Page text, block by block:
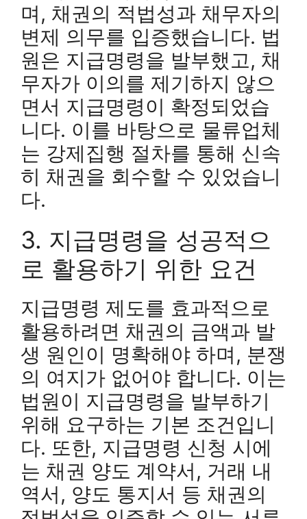
며, 채권의 적법성과 채무자의
변제 의무를 입증했습니다. 법
원은 지급명령을 발부했고, 채
무자가 이의를 제기하지 않으
면서 지급명령이 확정되었습
니다. 이를 바탕으로 물류업체
는 강제집행 절차를 통해 신속
히 채권을 회수할 수 있었습니
다.
3. 지급명령을 성공적으
로 활용하기 위한 요건
지급명령 제도를 효과적으로
활용하려면 채권의 금액과 발
생 원인이 명확해야 하며, 분쟁
의 여지가 없어야 합니다. 이는
법원이 지급명령을 발부하기
위해 요구하는 기본 조건입니
다. 또한, 지급명령 신청 시에
는 채권 양도 계약서, 거래 내
역서, 양도 통지서 등 채권의